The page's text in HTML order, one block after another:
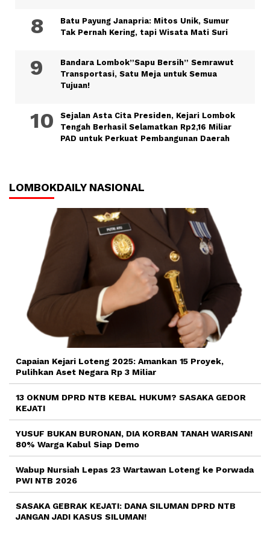
Batu Payung Janapria: Mitos Unik, Sumur
Tak Pernah Kering, tapi Wisata Mati Suri
Bandara Lombok”Sapu Bersih” Semrawut
Transportasi, Satu Meja untuk Semua
Tujuan!
Sejalan Asta Cita Presiden, Kejari Lombok
Tengah Berhasil Selamatkan Rp2,16 Miliar
PAD untuk Perkuat Pembangunan Daerah
LOMBOKDAILY NASIONAL
Capaian Kejari Loteng 2025: Amankan 15 Proyek,
Pulihkan Aset Negara Rp 3 Miliar
13 OKNUM DPRD NTB KEBAL HUKUM? SASAKA GEDOR
KEJATI
YUSUF BUKAN BURONAN, DIA KORBAN TANAH WARISAN!
80% Warga Kabul Siap Demo
Wabup Nursiah Lepas 23 Wartawan Loteng ke Porwada
PWI NTB 2026
SASAKA GEBRAK KEJATI: DANA SILUMAN DPRD NTB
JANGAN JADI KASUS SILUMAN!